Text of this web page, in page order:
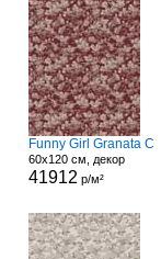
Funny Girl Granata C
60x120 см, декор
41912 р/м²